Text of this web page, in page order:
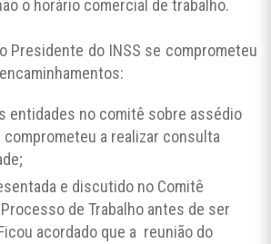
o horário comercial de trabalho.
Presidente do INSS se comprometeu
entidades no comitê sobre assédio
comprometeu a realizar consulta
e discutido no Comitê
de Trabalho antes de ser
acordado que a reunião do